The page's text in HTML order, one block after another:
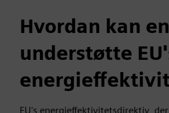
Hvordan kan
understøtte
EU's energieffektivitetsdirektiv,